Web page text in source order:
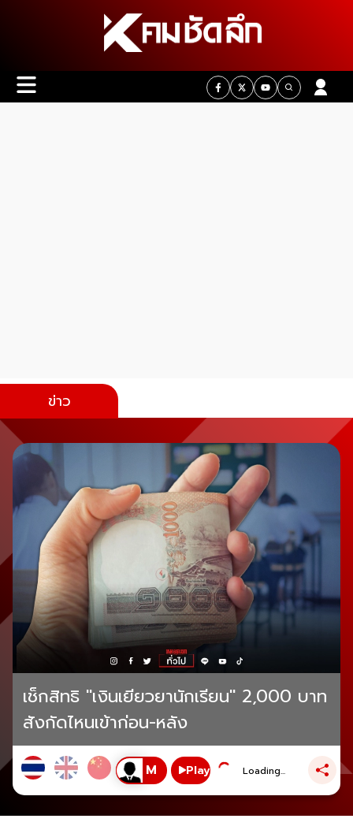
ข่าว
เช็กสิทธิ "เงินเยียวยานักเรียน" 2,000 บาท
สังกัดไหนเข้าก่อน-หลัง
Play Loading...